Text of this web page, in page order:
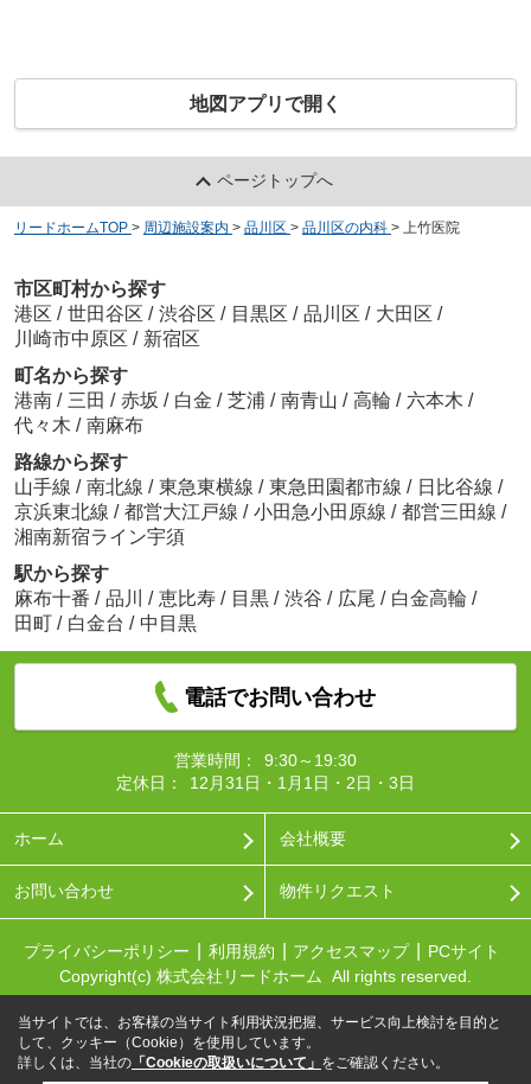
地図アプリで開く
ページトップへ
リードホームTOP > 周辺施設案内 > 品川区 > 品川区の内科 > 上竹医院
市区町村から探す
港区 / 世田谷区 / 渋谷区 / 目黒区 / 品川区 / 大田区 /
川崎市中原区 / 新宿区
町名から探す
港南 / 三田 / 赤坂 / 白金 / 芝浦 / 南青山 / 高輪 / 六本木 /
代々木 / 南麻布
路線から探す
山手線 / 南北線 / 東急東横線 / 東急田園都市線 / 日比谷線 /
京浜東北線 / 都営大江戸線 / 小田急小田原線 / 都営三田線 /
湘南新宿ライン宇須
駅から探す
麻布十番 / 品川 / 恵比寿 / 目黒 / 渋谷 / 広尾 / 白金高輪 /
田町 / 白金台 / 中目黒
電話でお問い合わせ
営業時間：
9:30～19:30
定休日：
12月31日・1月1日・2日・3日
ホーム 会社概要
お問い合わせ 物件リクエスト
プライバシーポリシー 利用規約 アクセスマップ
PCサイト
Copyright(c) 株式会社リードホーム All rights reserved.
当サイトでは、お客様の当サイト利用状況把握、サービス向上検討を目的と
して、クッキー（Cookie）を使用しています。
詳しくは、当社の 「Cookieの取扱いについて」 をご確認ください。